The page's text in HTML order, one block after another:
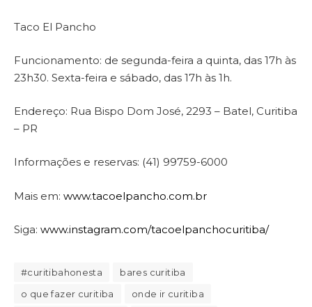
Taco El Pancho
Funcionamento: de segunda-feira a quinta, das 17h às
23h30. Sexta-feira e sábado, das 17h às 1h.
Endereço: Rua Bispo Dom José, 2293 – Batel, Curitiba
– PR
Informações e reservas: (41) 99759-6000
Mais em: www.tacoelpancho.com.br
Siga: www.instagram.com/tacoelpanchocuritiba/
#curitibahonesta
bares curitiba
o que fazer curitiba
onde ir curitiba